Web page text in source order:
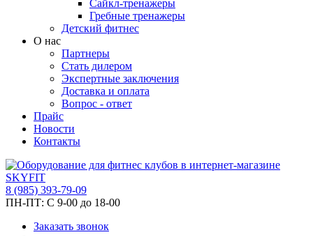
Сайкл-тренажеры
Гребные тренажеры
Детский фитнес
О нас
Партнеры
Стать дилером
Экспертные заключения
Доставка и оплата
Вопрос - ответ
Прайс
Новости
Контакты
8 (985) 393-79-09
ПН-ПТ: С 9-00 до 18-00
Заказать звонок